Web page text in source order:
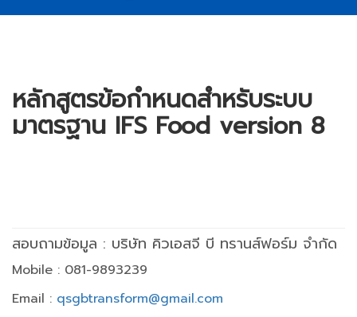
หลักสูตรข้อกำหนดสำหรับระบบ
มาตรฐาน IFS Food version 8
สอบถามข้อมูล : บริษัท คิวเอสจี บี ทรานส์ฟอร์ม จำกัด
Mobile : 081-9893239
Email : qsgbtransform@gmail.com